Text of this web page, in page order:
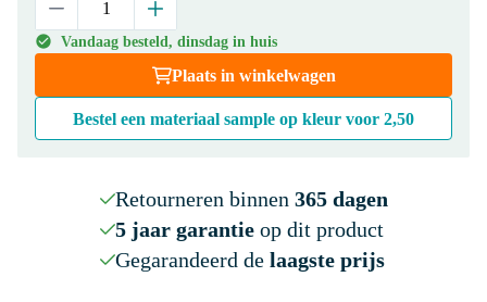
Vandaag besteld, dinsdag in huis
Plaats in winkelwagen
Bestel een materiaal sample op kleur voor 2,50
Retourneren binnen 365 dagen
5 jaar garantieop dit product
Gegarandeerd de laagste prijs